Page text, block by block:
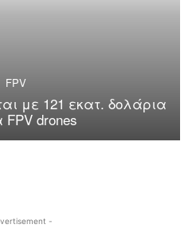
FPV
με 121 εκατ. δολάρια
FPV drones
-